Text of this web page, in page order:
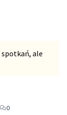
spotkań, ale
0